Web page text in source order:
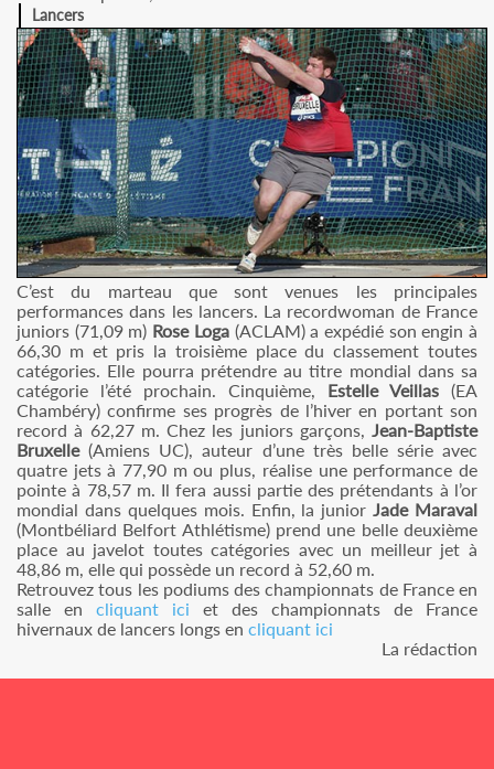
Lancers
C’est du marteau que sont venues les principales
performances dans les lancers. La recordwoman de France
juniors (71,09 m) Rose Loga(ACLAM) a expédié son engin à
66,30 m et pris la troisième place du classement toutes
catégories. Elle pourra prétendre au titre mondial dans sa
catégorie l’été prochain. Cinquième, Estelle Veillas (EA
Chambéry) confirme ses progrès de l’hiver en portant son
record à 62,27 m. Chez les juniors garçons, Jean-Baptiste
Bruxelle(Amiens UC), auteur d’une très belle série avec
quatre jets à 77,90 m ou plus, réalise une performance de
pointe à 78,57 m. Il fera aussi partie des prétendants à l’or
mondial dans quelques mois. Enfin, la juniorJade Maraval
(Montbéliard Belfort Athlétisme) prend une belle deuxième
place au javelot toutes catégories avec un meilleur jet à
48,86 m, elle qui possède un record à 52,60 m.
Retrouvez tous les podiums des championnats de France en
salle en cliquant ici et des championnats de France
hivernaux de lancers longs en cliquant ici
La rédaction